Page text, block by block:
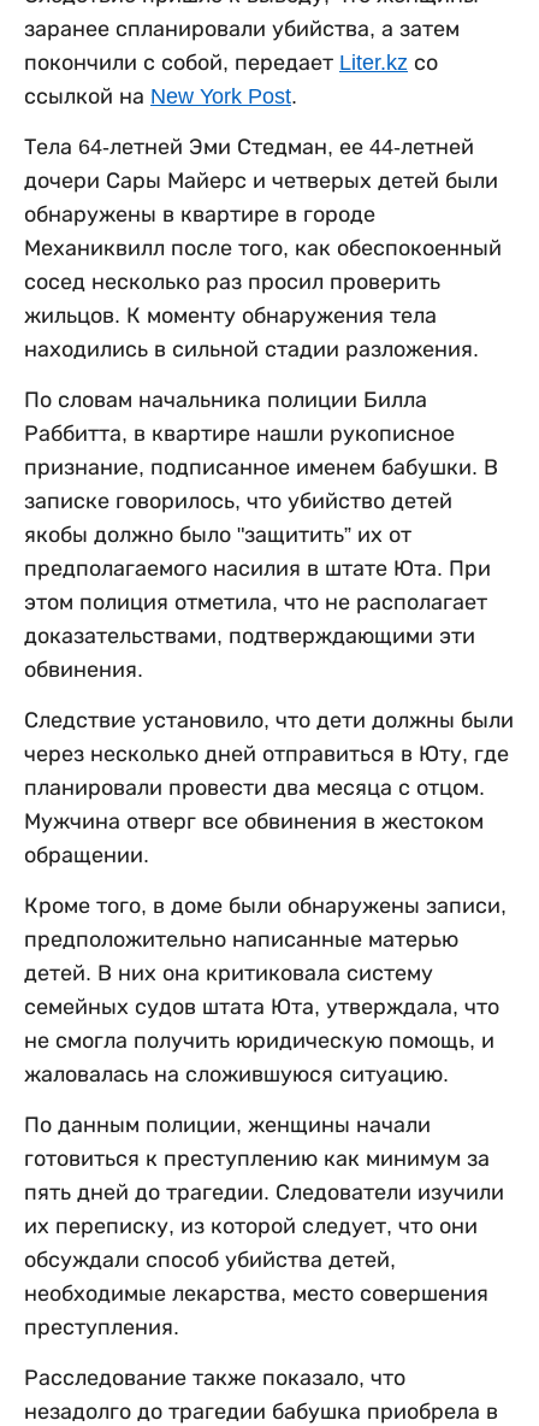
заранее спланировали убийства, а затем
покончили с собой, передает Liter.kz со
ссылкой на New York Post.
Тела 64-летней Эми Стедман, ее 44-летней
дочери Сары Майерс и четверых детей были
обнаружены в квартире в городе
Механиквилл после того, как обеспокоенный
сосед несколько раз просил проверить
жильцов. К моменту обнаружения тела
находились в сильной стадии разложения.
По словам начальника полиции Билла
Раббитта, в квартире нашли рукописное
признание, подписанное именем бабушки. В
записке говорилось, что убийство детей
якобы должно было "защитить” их от
предполагаемого насилия в штате Юта. При
этом полиция отметила, что не располагает
доказательствами, подтверждающими эти
обвинения.
Следствие установило, что дети должны были
через несколько дней отправиться в Юту, где
планировали провести два месяца с отцом.
Мужчина отверг все обвинения в жестоком
обращении.
Кроме того, в доме были обнаружены записи,
предположительно написанные матерью
детей. В них она критиковала систему
семейных судов штата Юта, утверждала, что
не смогла получить юридическую помощь, и
жаловалась на сложившуюся ситуацию.
По данным полиции, женщины начали
готовиться к преступлению как минимум за
пять дней до трагедии. Следователи изучили
их переписку, из которой следует, что они
обсуждали способ убийства детей,
необходимые лекарства, место совершения
преступления.
Расследование также показало, что
незадолго до трагедии бабушка приобрела в